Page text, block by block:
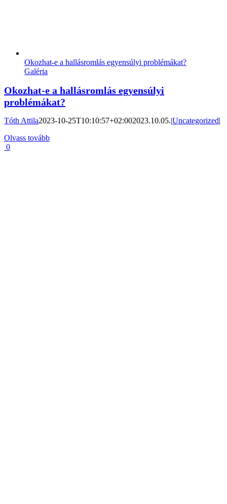
Okozhat-e a hallásromlás egyensúlyi problémákat?
Galéria
Okozhat-e a hallásromlás egyensúlyi
problémákat?
Tóth Attila2023-10-25T10:10:57+02:002023.10.05.|Uncategorized|
Olvass tovább
0